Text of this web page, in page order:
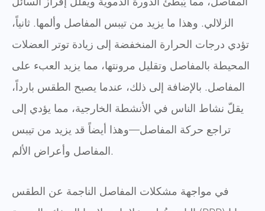
الزلالي. وهذا ما يزيد من تيبس المفاصل وألمها. ثانياً،
تؤدي درجات الحرارة المنخفضة إلى زيادة توتر العضلات
المحيطة بالمفاصل وتقليل مرونتها، مما يزيد العبء على
المفاصل. بالإضافة إلى ذلك، عندما يصبح الطقس بارداً،
يقلّ نشاط الناس في الأنشطة الخارجية، مما يؤدي إلى
تراجع حركة المفاصل—وهذا أيضاً قد يزيد من تيبس
المفاصل وأعراض الألم.
في مواجهة مشكلات المفاصل الناجمة عن الطقس